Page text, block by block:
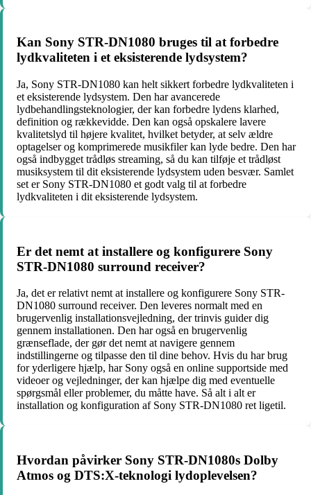
Kan Sony STR-DN1080 bruges til at forbedre
lydkvaliteten i et eksisterende lydsystem?
Ja, Sony STR-DN1080 kan helt sikkert forbedre lydkvaliteten i
et eksisterende lydsystem. Den har avancerede
lydbehandlingsteknologier, der kan forbedre lydens klarhed,
definition og rækkevidde. Den kan også opskalere lavere
kvalitetslyd til højere kvalitet, hvilket betyder, at selv ældre
optagelser og komprimerede musikfiler kan lyde bedre. Den har
også indbygget trådløs streaming, så du kan tilføje et trådløst
musiksystem til dit eksisterende lydsystem uden besvær. Samlet
set er Sony STR-DN1080 et godt valg til at forbedre
lydkvaliteten i dit eksisterende lydsystem.
Er det nemt at installere og konfigurere Sony
STR-DN1080 surround receiver?
Ja, det er relativt nemt at installere og konfigurere Sony STR-
DN1080 surround receiver. Den leveres normalt med en
brugervenlig installationsvejledning, der trinvis guider dig
gennem installationen. Den har også en brugervenlig
grænseflade, der gør det nemt at navigere gennem
indstillingerne og tilpasse den til dine behov. Hvis du har brug
for yderligere hjælp, har Sony også en online supportside med
videoer og vejledninger, der kan hjælpe dig med eventuelle
spørgsmål eller problemer, du måtte have. Så alt i alt er
installation og konfiguration af Sony STR-DN1080 ret ligetil.
Hvordan påvirker Sony STR-DN1080s Dolby
Atmos og DTS:X-teknologi lydoplevelsen?